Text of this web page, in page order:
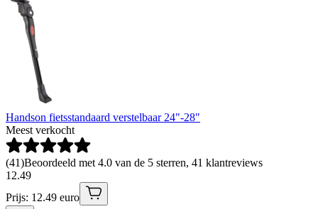
Handson fietsstandaard verstelbaar 24"-28"
Meest verkocht
(41)Beoordeeld met 4.0 van de 5 sterren, 41 klantreviews
12.49
Prijs: 12.49 euro